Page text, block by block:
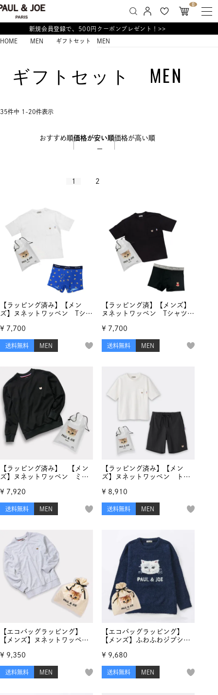
0
新規会員登録で、500円クーポンプレゼント！>>
HOME MEN ギフトセット MEN
ギフトセット MEN
おすすめ順価格が安い順価格が高い順
35件中 1 -20件表示
1 2
【ラッピング済み】【メン
ズ】ヌネットワッペン Tシャ
ト ボクサーパンツ
¥ 7,700
送料無料 MEN
【ラッピング済】【メンズ】
ヌネットワッペン Tシャツ
クサーパンツ
¥ 7,700
送料無料 MEN
【ラッピング済み】 【メン
ズ】ヌネットワッペン ミニ
トトップス
¥ 7,920
送料無料 MEN
【ラッピング済み】【メン
ズ】ヌネットワッペン トッ
アップ
¥ 8,910
送料無料 MEN
【エコバッグラッピング】
【メンズ】ヌネットワッペ
スウェットトップス
¥ 9,350
送料無料 MEN
【エコバッグラッピング】
【メンズ】ふわふわジプシー
¥ 9,680
送料無料 MEN